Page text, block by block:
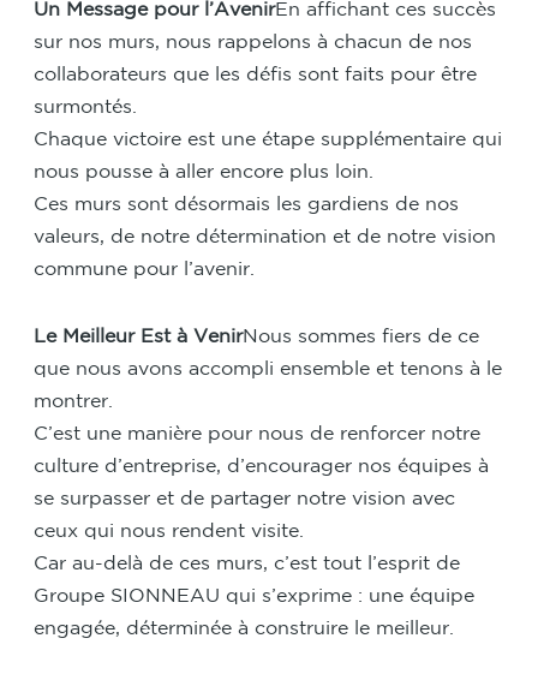
Un Message pour l ’AvenirEn affichant ces succès
sur nos murs, nous rappelons à chacun de nos
collaborateurs que les défis sont faits pour être
surmontés.
Chaque victoire est une étape supplémentaire qui
nous pousse à aller encore plus loin.
Ces murs sont désormais les gardiens de nos
valeurs, de notre détermination et de notre vision
commune pour l’avenir.
Le Meilleur Est à VenirNous sommes fiers de ce
que nous avons accompli ensemble et tenons à le
montrer.
C’est une manière pour nous de renforcer notre
culture d’entreprise, d’encourager nos équipes à
se surpasser et de partager notre vision avec
ceux qui nous rendent visite.
Car au-delà de ces murs, c’est tout l’esprit de
Groupe SIONNEAU qui s’exprime : une équipe
engagée, déterminée à construire le meilleur.